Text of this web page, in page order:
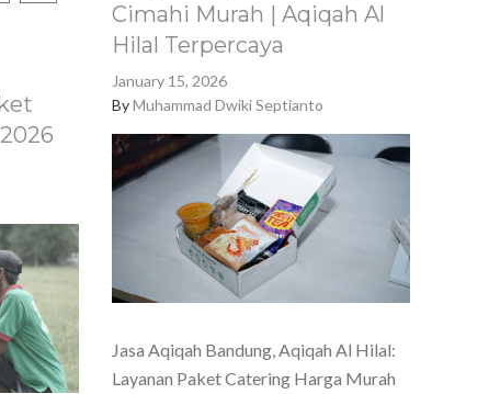
Cimahi Murah | Aqiqah Al
Hilal Terpercaya
January 15, 2026
ByMuhammad Dwiki Septianto
Jasa Aqiqah Bandung, Aqiqah Al Hilal:
Layanan Paket Catering Harga Murah